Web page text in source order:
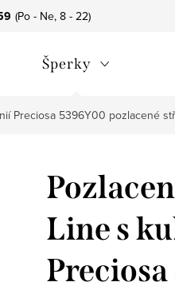
Šperky
Preciosa 5396Y00 pozlacené
Line s